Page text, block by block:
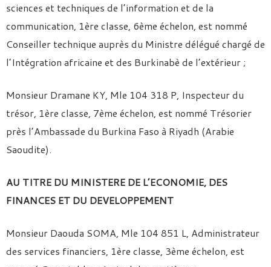
sciences et techniques de l’information et de la
communication, 1ère classe, 6ème échelon, est nommé
Conseiller technique auprès du Ministre délégué chargé de
l’Intégration africaine et des Burkinabè de l’extérieur ;
Monsieur Dramane KY, Mle 104 318 P, Inspecteur du
trésor, 1ère classe, 7ème échelon, est nommé Trésorier
près l’Ambassade du Burkina Faso à Riyadh (Arabie
Saoudite).
AU TITRE DU MINISTERE DE L’ECONOMIE, DES
FINANCES ET DU DEVELOPPEMENT
Monsieur Daouda SOMA, Mle 104 851 L, Administrateur
des services financiers, 1ère classe, 3ème échelon, est